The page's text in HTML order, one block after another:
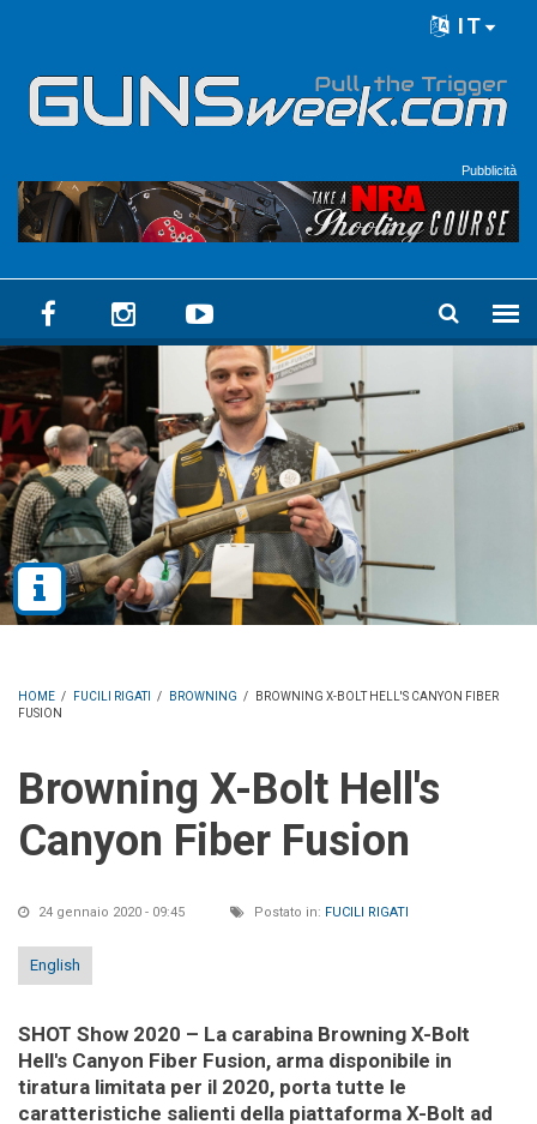
IT
Pubblicità
HOME / FUCILI RIGATI / BROWNING /
BROWNING X-BOLT HELL'S CANYON FIBER
FUSION
Browning X-Bolt Hell's
Canyon Fiber Fusion
24 gennaio 2020 - 09:45 Postato in: FUCILI RIGATI
English
SHOT Show 2020 – La carabina Browning X-Bolt
Hell's Canyon Fiber Fusion, arma disponibile in
tiratura limitata per il 2020, porta tutte le
caratteristiche salienti della piattaforma X-Bolt ad